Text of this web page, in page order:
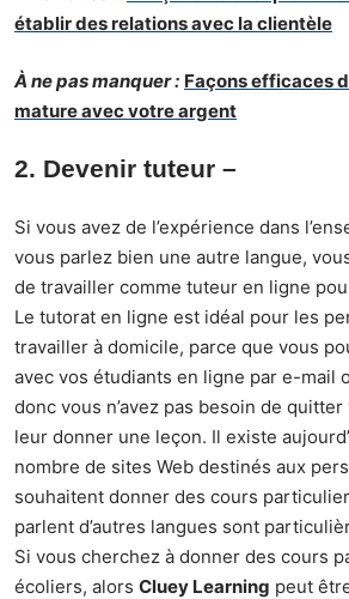
établir des relations avec la clientèle
À ne pas manquer : Façons efficaces
mature avec votre argent
2. Devenir tuteur –
Si vous avez de l’expérience dans
vous parlez bien une autre langue,
de travailler comme tuteur en ligne
Le tutorat en ligne est idéal pour les
travailler à domicile, parce que vous
avec vos étudiants en ligne par e-mail
donc vous n’avez pas besoin de
leur donner une leçon. Il existe
nombre de sites Web destinés aux
souhaitent donner des cours
parlent d’autres langues sont
Si vous cherchez à donner des cours
écoliers, alors Cluey Learning peut